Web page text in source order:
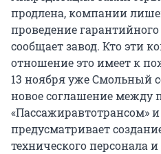
продлена, компании
проведение
сообщает завод. Кто эти
отношение это имеет к
13 ноября уже Смольный
новое соглашение между
«Пассажиравтотрансом»
предусматривает
технического персонала